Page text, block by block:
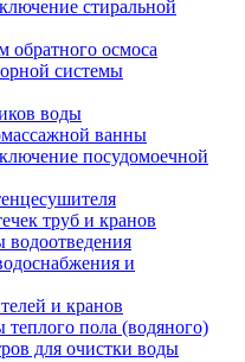
стиральной
обратного осмоса
системы
воды
ванны
посудомоечной
труб и кранов
и
и кранов
пола (водяного)
для очистки воды